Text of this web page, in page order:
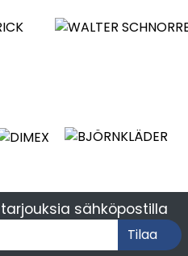
sähköpostilla
Tilaa